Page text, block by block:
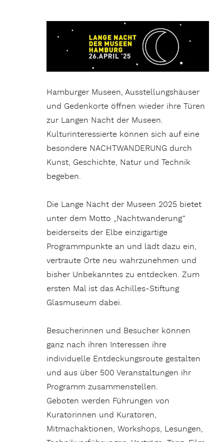
Hamburger Museen, Ausstellungshäuser
und Gedenkorte öffnen wieder ihre Türen
zur Langen Nacht der Museen.
Kulturinteressierte können sich auf eine
besondere NACHTWANDERUNG durch
Kunst, Geschichte, Natur und Technik
begeben.
Die Lange Nacht der Museen 2025 bietet
unter dem Motto „Nachtwanderung“
beiderseits der Elbe einzigartige
Programmpunkte an und lädt dazu ein,
vertraute Orte neu wahrzunehmen und
bisher Unbekanntes zu entdecken. Zum
ersten Mal ist das Achilles-Stiftung
Glasmuseum dabei.
Besucherinnen und Besucher können
ganz nach ihren Interessen ihre
individuelle Entdeckungsroute gestalten
und aus über 500 Veranstaltungen ihr
Programm zusammenstellen.
Geboten werden Führungen von
Kuratorinnen und Kuratoren,
Mitmachaktionen, Workshops, Lesungen,